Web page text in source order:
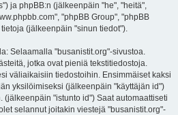
ja phpBB:n (jälkeenpäin "he", "heitä",
"phpBB Group", "phpBB
(jälkeenpäin "sinun tiedot").
Selaamalla "busanistit.org"-sivustoa.
jotka ovat pieniä tekstitiedostoja.
väliaikaisiin tiedostoihin. Ensimmäiset kaksi
yksilöimiseksi (jälkeenpäin "käyttäjän id")
"istunto id") Saat automaattiseti
selannut joitakin viestejä "busanistit.org"-